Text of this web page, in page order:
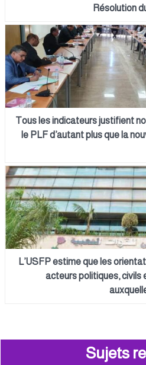
Résolution
Tous les indicateurs justifient
le PLF d’autant plus que la
L’USFP estime que les
acteurs politiques,
Sujets